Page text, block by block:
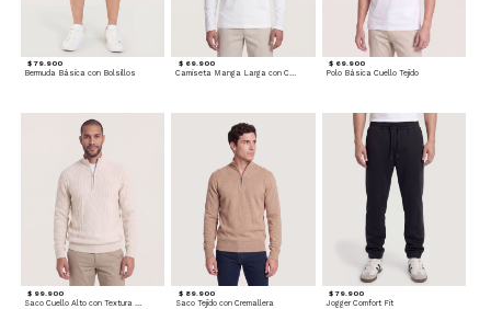
$ 79.900
Bermuda Básica con Bolsillos
$ 69.900
Camiseta Manga Larga con Cuello Henley
$ 69.900
Polo Básica Cuello Tejido
$ 99.900 $ 89.900
Saco Tejido con Cremallera
$ 79.900
Jogger Comfort Fit